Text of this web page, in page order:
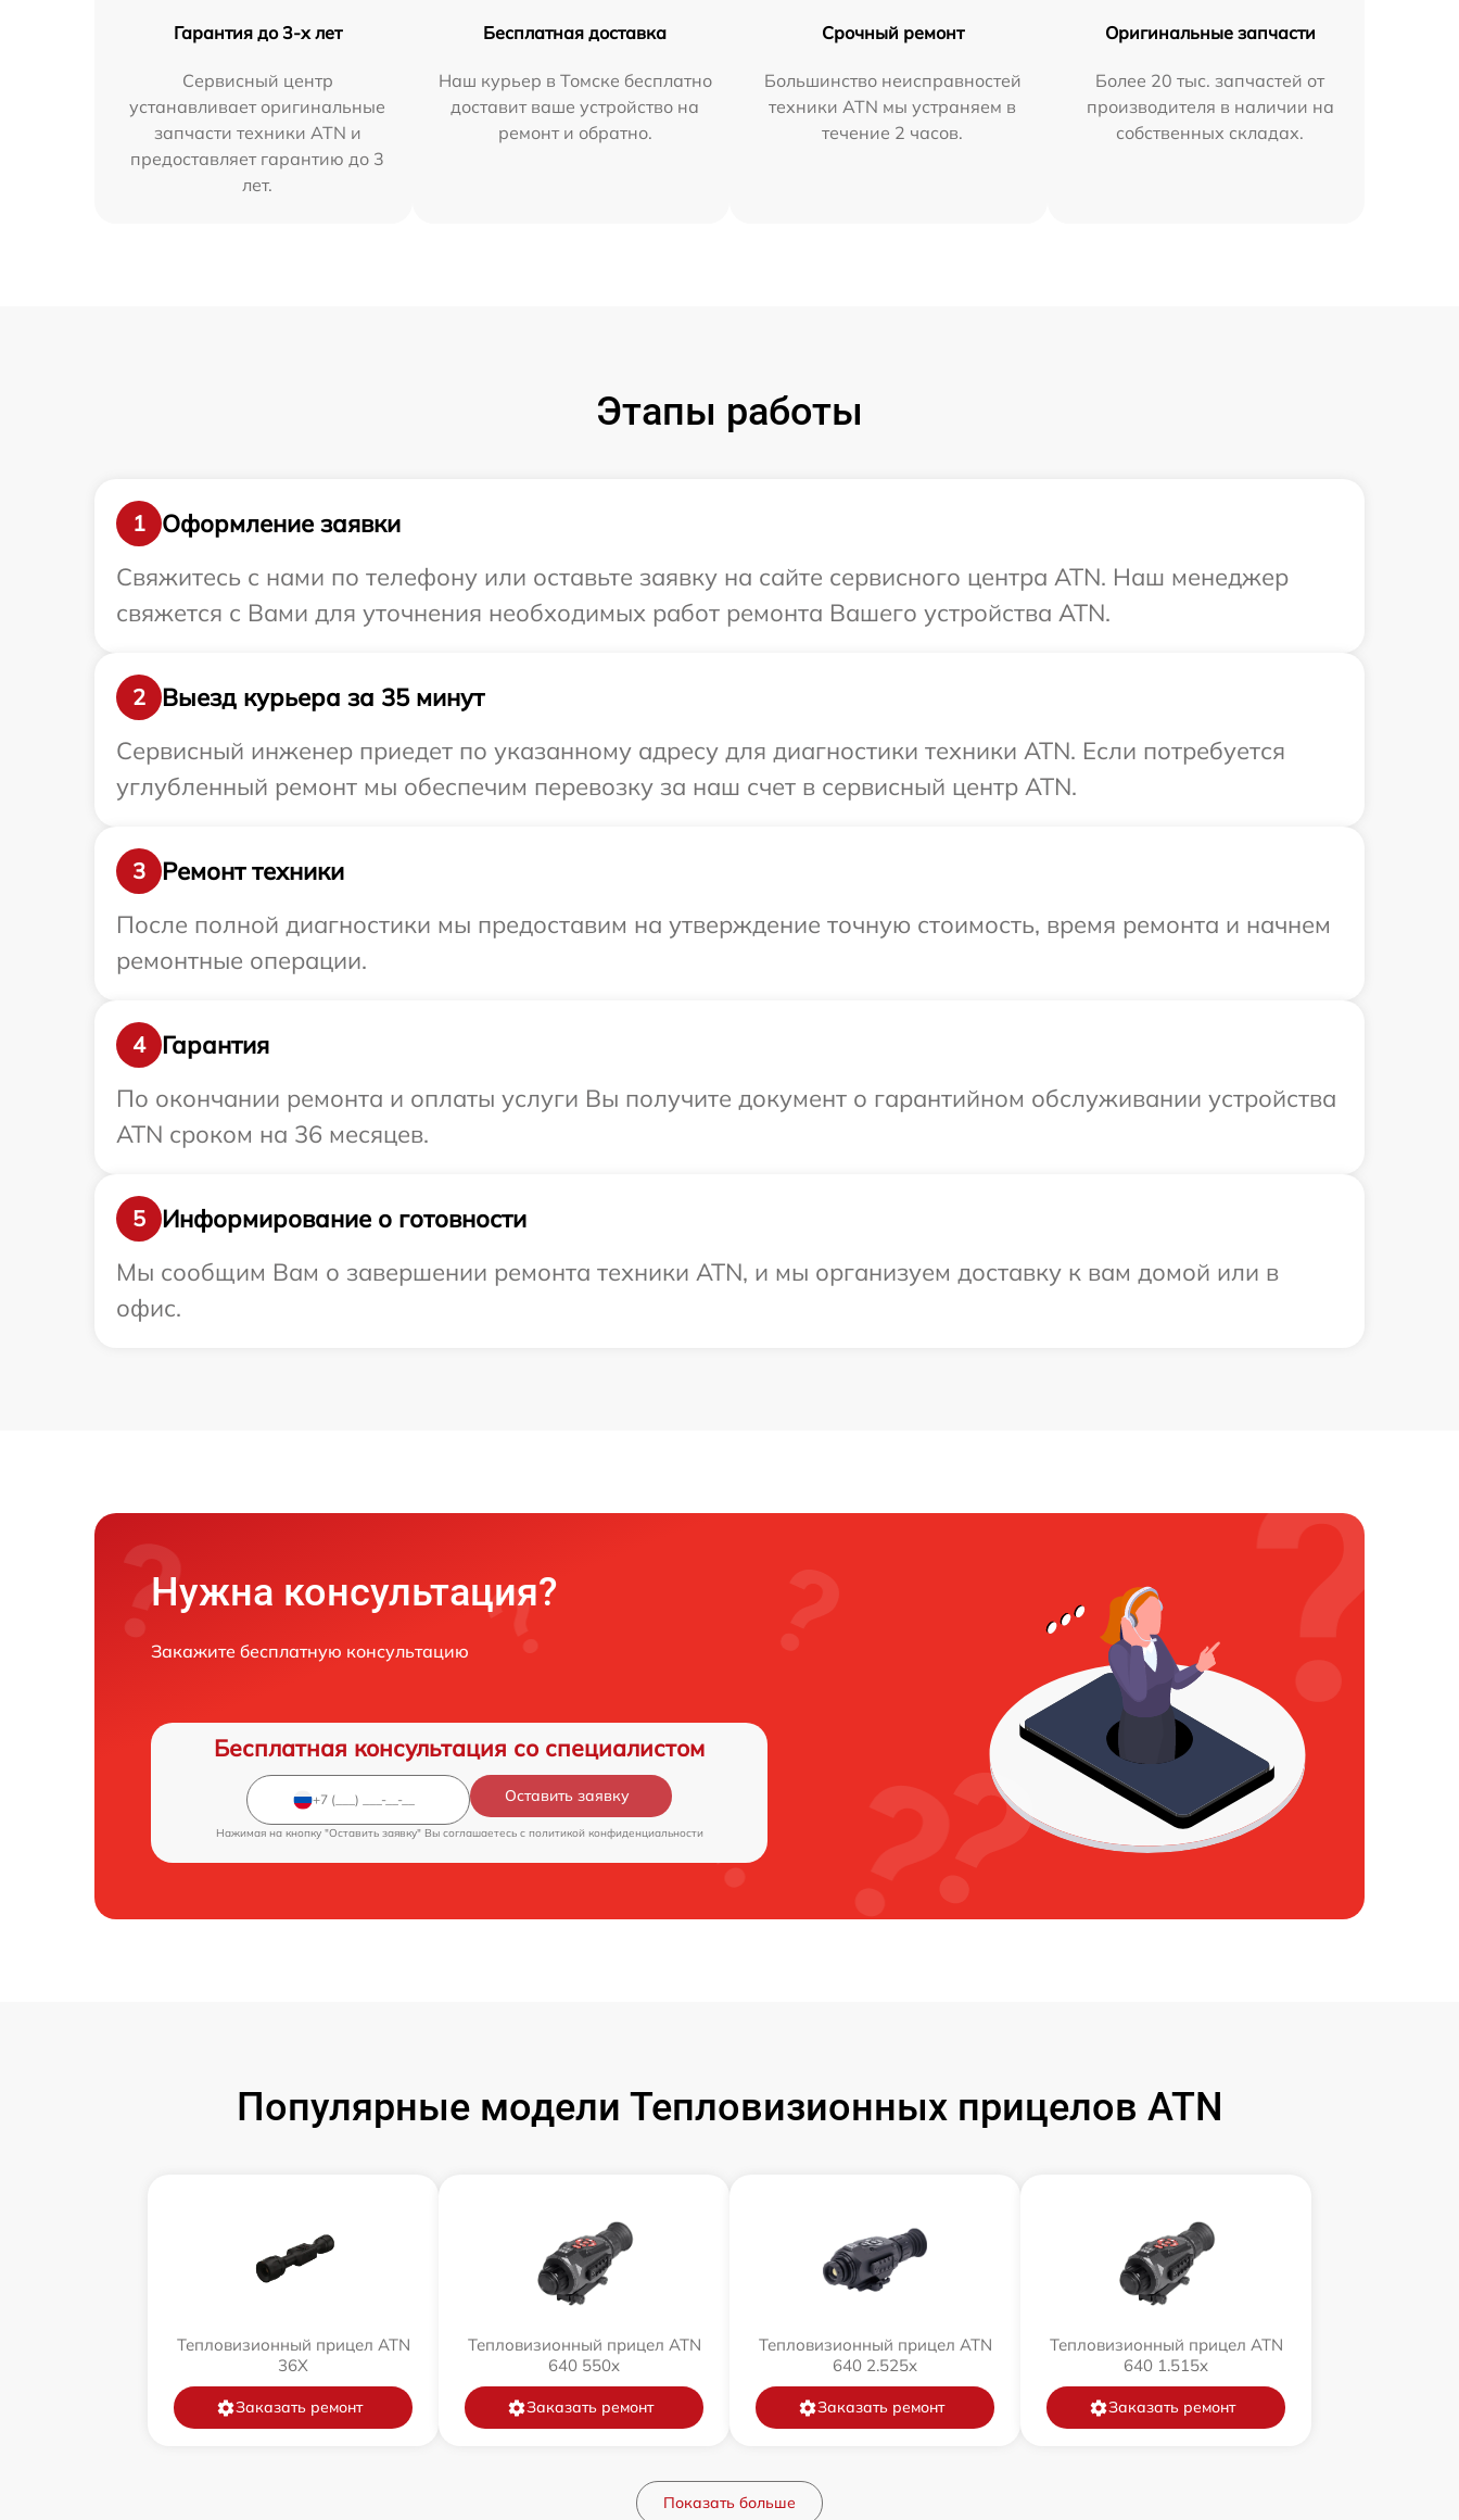
Гарантия до 3-х лет
Сервисный центр
устанавливает оригинальные
запчасти техники ATN и
предоставляет гарантию до 3
лет.
Бесплатная доставка
Наш курьер в Томске бесплатно
доставит ваше устройство на
ремонт и обратно.
Срочный ремонт
Большинство неисправностей
техники ATN мы устраняем в
течение 2 часов.
Оригинальные запчасти
Более 20 тыс. запчастей от
производителя в наличии на
собственных складах.
Этапы работы
1
Оформление заявки
Свяжитесь с нами по телефону или оставьте заявку на сайте сервисного центра ATN. Наш менеджер
свяжется с Вами для уточнения необходимых работ ремонта Вашего устройства ATN.
2
Выезд курьера за 35 минут
Сервисный инженер приедет по указанному адресу для диагностики техники ATN. Если потребуется
углубленный ремонт мы обеспечим перевозку за наш счет в сервисный центр ATN.
3
Ремонт техники
После полной диагностики мы предоставим на утверждение точную стоимость, время ремонта и начнем
ремонтные операции.
4
Гарантия
По окончании ремонта и оплаты услуги Вы получите документ о гарантийном обслуживании устройства
ATN сроком на 36 месяцев.
5
Информирование о готовности
Мы сообщим Вам о завершении ремонта техники ATN, и мы организуем доставку к вам домой или в
офис.
Нужна консультация?
Закажите бесплатную консультацию
Бесплатная консультация со специалистом
Оставить заявку
Нажимая на кнопку "Оставить заявку" Вы соглашаетесь c политикой конфиденциальности
Популярные модели Тепловизионных прицелов ATN
Тепловизионный прицел ATN
36X
Заказать ремонт
Тепловизионный прицел ATN
640 550x
Заказать ремонт
Тепловизионный прицел ATN
640 2.525x
Заказать ремонт
Тепловизионный прицел ATN
640 1.515x
Заказать ремонт
Показать больше